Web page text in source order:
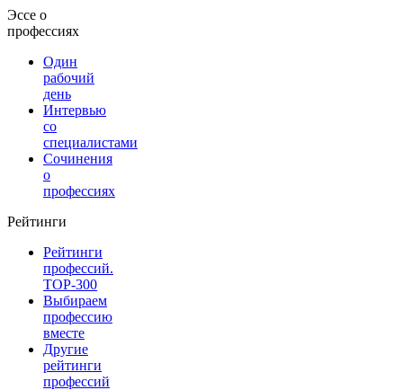
Эссе о
профессиях
Один
рабочий
день
Интервью
со
специалистами
Сочинения
о
профессиях
Рейтинги
Рейтинги
профессий.
TOP-300
Выбираем
профессию
вместе
Другие
рейтинги
профессий